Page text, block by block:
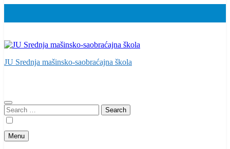
JU Srednja mašinsko-saobraćajna škola
Search
for:
Menu